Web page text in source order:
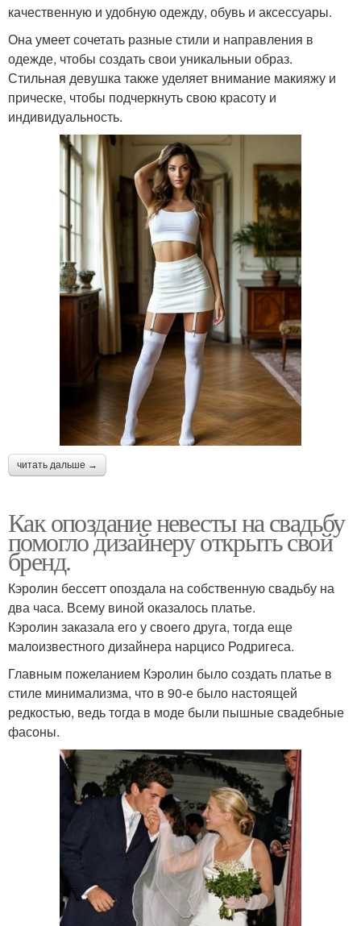
качественную и удобную одежду, обувь и аксессуары.
Она умеет сочетать разные стили и направления в
одежде, чтобы создать свои уникальныи образ.
Стильная девушка также уделяет внимание макияжу и
прическе, чтобы подчеркнуть свою красоту и
индивидуальность.
читать дальше →
Как опоздание невесты на свадьбу
помогло дизайнеру открыть свой
бренд.
Кэролин бессетт опоздала на собственную свадьбу на
два часа. Всему виной оказалось платье.
Кэролин заказала его у своего друга, тогда еще
малоизвестного дизайнера нарцисо Родригеса.
Главным пожеланием Кэролин было создать платье в
стиле минимализма, что в 90-е было настоящей
редкостью, ведь тогда в моде были пышные свадебные
фасоны.